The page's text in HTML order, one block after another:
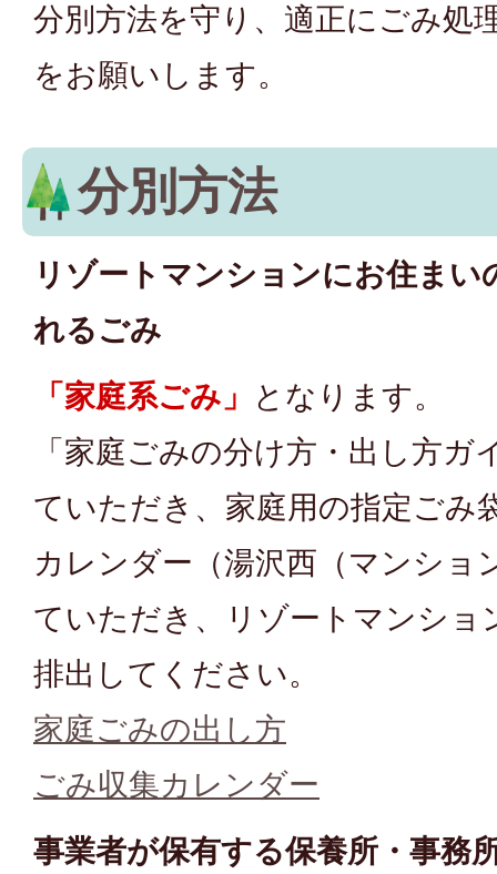
分別方法を守り、適正にごみ処
をお願いします。
分別方法
リゾートマンションにお住まい
れるごみ
「家庭系ごみ」
となります。
「家庭ごみの分け方・出し方
ていただき、家庭用の指定ごみ
カレンダー（湯沢西（マンショ
ていただき、リゾートマンショ
排出してください。
家庭ごみの出し方
ごみ収集カレンダー
事業者が保有する保養所・事務